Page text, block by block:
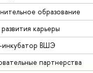
образование
карьеры
инкубатор ВШЭ
партнерства